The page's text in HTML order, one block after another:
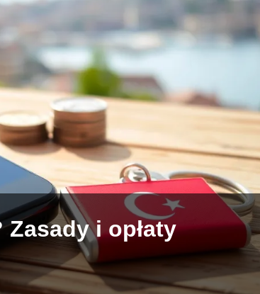
i opłaty